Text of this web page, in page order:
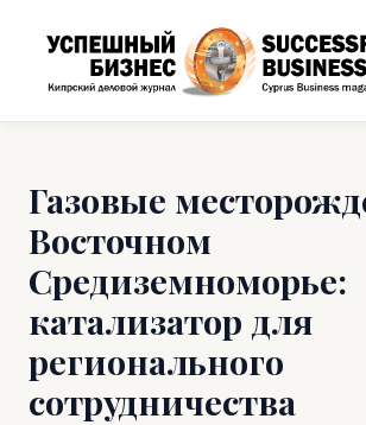
Газовые
Восточном
Средиземноморье:
катализатор для
регионального
сотрудничества